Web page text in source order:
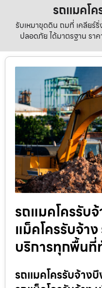
รถแมคโ
รับเหมาขุดดิน ถมที่ เคลียร์
ปลอดภัย ได้มาตรฐาน รา
รถแมคโครรับ
แม็คโครรับจ้าง
บริการทุกพื้นที่
รถแมคโครรับจ้างบึ